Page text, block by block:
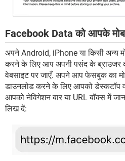
Facebook Data को आपके
अपने Android, iPhone या किसी अन्य
करने के लिए आप अपनी पसंद के ब्राउजर
वेबसाइट पर जाएँ. अपने आप फेसबुक का
डाउनलोड करने के लिए आपको डेस्कटॉप
आपको नेविगेशन बार या URL बॉक्स में
लिख दें: